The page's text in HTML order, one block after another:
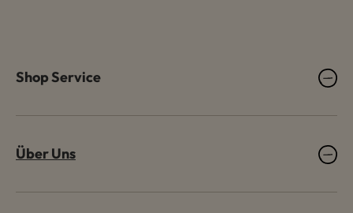
Shop Service
Über Uns